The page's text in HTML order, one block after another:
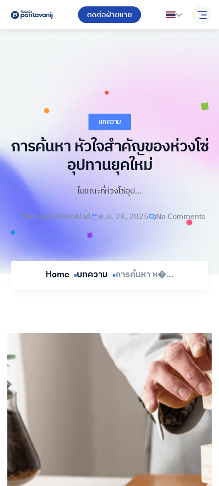
ติดต่อฝ่ายขาย
บทความ
การค้นหา หัวใจสำคัญของห่วงโซ่
อุปทานยุคใหม่
ในขณะที่ห่วงโซ่อุป...
Warisara Khemklad พ.ย. 28, 2025 No Comments
Home บทความ การค้นหา ห�...